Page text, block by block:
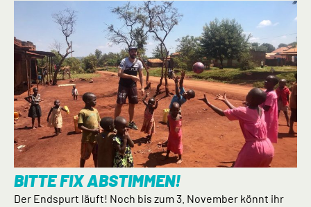
BITTE FIX ABSTIMMEN!
Der Endspurt läuft! Noch bis zum 3. November könnt ihr